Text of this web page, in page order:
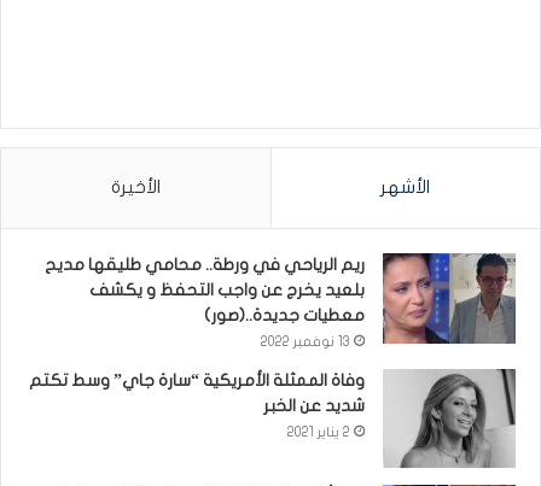
الأشهر الأخيرة
ريم الرياحي في ورطة.. محامي طليقها مديح
بلعيد يخرج عن واجب التحفظ و يكشف
معطيات جديدة..(صور)
13 نوفمبر 2022
وفاة الممثلة الأمريكية “سارة جاي” وسط تكتم
شديد عن الخبر
2 يناير 2021